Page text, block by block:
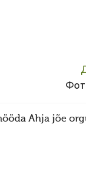
Ahja jõe